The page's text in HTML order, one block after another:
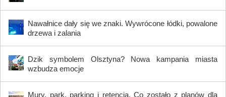
Nawałnice dały się we znaki. Wywrócone łódki, powalone
drzewa i zalania
Dzik symbolem Olsztyna? Nowa kampania miasta
wzbudza emocje
Mury, park, parking i retencja. Co zostało z planów dla